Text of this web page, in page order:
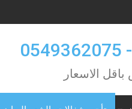
الاسعار